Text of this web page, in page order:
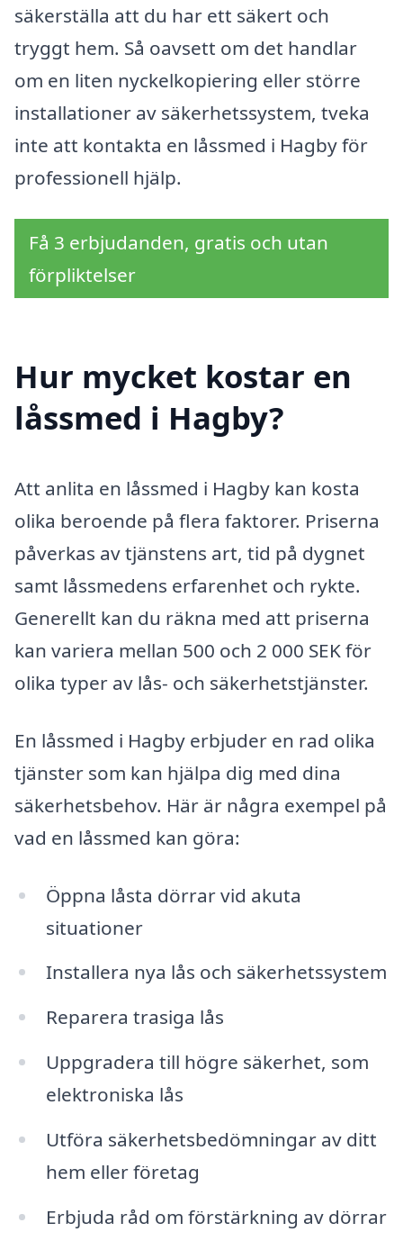
säkerställa att du har ett säkert och
tryggt hem. Så oavsett om det handlar
om en liten nyckelkopiering eller större
installationer av säkerhetssystem, tveka
inte att kontakta en låssmed i Hagby för
professionell hjälp.
Få 3 erbjudanden, gratis och utan
förpliktelser
Hur mycket kostar en
låssmed i Hagby?
Att anlita en låssmed i Hagby kan kosta
olika beroende på flera faktorer. Priserna
påverkas av tjänstens art, tid på dygnet
samt låssmedens erfarenhet och rykte.
Generellt kan du räkna med att priserna
kan variera mellan 500 och 2 000 SEK för
olika typer av lås- och säkerhetstjänster.
En låssmed i Hagby erbjuder en rad olika
tjänster som kan hjälpa dig med dina
säkerhetsbehov. Här är några exempel på
vad en låssmed kan göra:
Öppna låsta dörrar vid akuta
situationer
Installera nya lås och säkerhetssystem
Reparera trasiga lås
Uppgradera till högre säkerhet, som
elektroniska lås
Utföra säkerhetsbedömningar av ditt
hem eller företag
Erbjuda råd om förstärkning av dörrar